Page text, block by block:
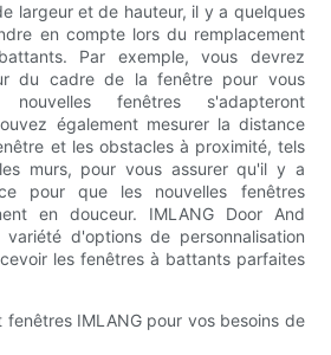
largeur et de hauteur, il y a quelques
en compte lors du remplacement
Par exemple, vous devrez
du cadre de la fenêtre pour vous
fenêtres s'adapteront
également mesurer la distance
et les obstacles à proximité, tels
murs, pour vous assurer qu'il y a
pour que les nouvelles fenêtres
en douceur. IMLANG Door And
d'options de personnalisation
les fenêtres à battants parfaites
fenêtres IMLANG pour vos besoins de